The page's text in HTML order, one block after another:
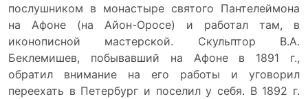
послушником в монастыре святого Пантелеймона
на Афоне (на Айон-Оросе) и работал там, в
иконописной мастерской. Скульптор В.А.
Беклемишев, побывавший на Афоне в 1891 г.,
обратил внимание на его работы и уговорил
переехать в Петербург и поселил у себя. В 1892 г.